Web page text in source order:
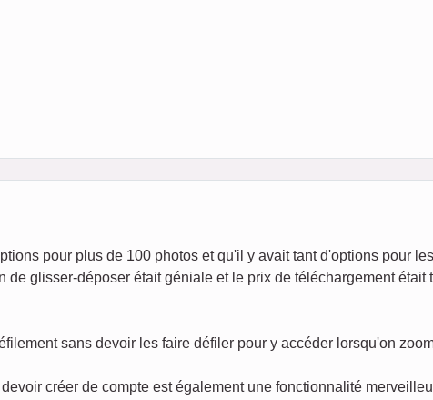
pour plus de 100 photos et qu'il y avait tant d'options pour
de glisser-déposer était géniale et le prix de téléchargement était
sans devoir les faire défiler pour y accéder lorsqu'on
créer de compte est également une fonctionnalité